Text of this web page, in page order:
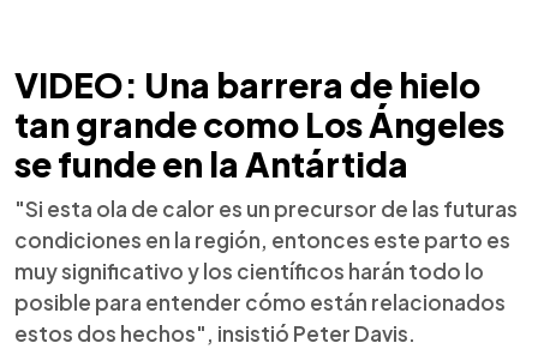
VIDEO: Una barrera de hielo
tan grande como Los Ángeles
se funde en la Antártida
"Si esta ola de calor es un precursor de las futuras
condiciones en la región, entonces este parto es
muy significativo y los científicos harán todo lo
posible para entender cómo están relacionados
estos dos hechos", insistió Peter Davis.